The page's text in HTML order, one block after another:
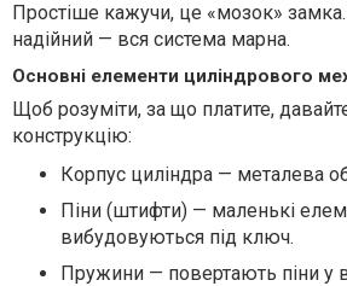
Простіше кажучи, це «мозок»
надійний — вся система марна.
Основні елементи циліндрового
Щоб розуміти, за що платите,
конструкцію:
Корпус циліндра — металева
Піни (штифти) — маленькі
вибудовуються під ключ.
Пружини — повертають піни у